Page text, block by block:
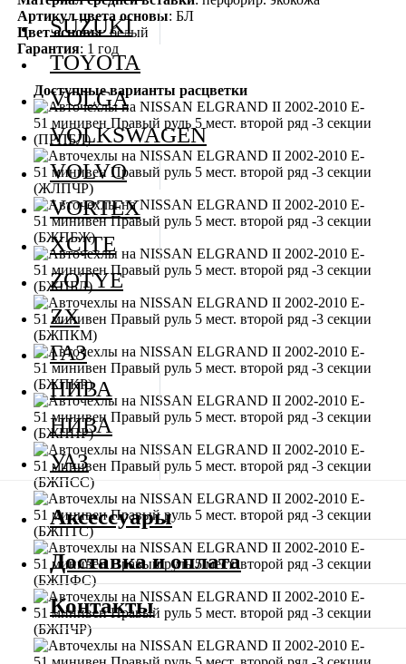
Артикул цвета основы: БЛ
Цвет основы: белый
Гарантия: 1 год
Доступные варианты расцветки
SUZUKI
TOYOTA
VOLGA
VOLKSWAGEN
VOLVO
VORTEX
XCITE
ZOTYE
ZX
ГАЗ
НИВА
НИВА
УАЗ
Аксессуары
Доставка и оплата
Контакты